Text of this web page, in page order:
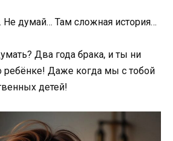
думай… Там сложная история…
Два года брака, и ты ни
ребёнке! Даже когда мы с тобой
детей!